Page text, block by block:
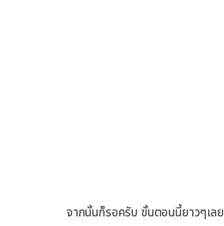
จากนั้นก็รอครับ ขั้นตอนนี้ยาวๆเลย